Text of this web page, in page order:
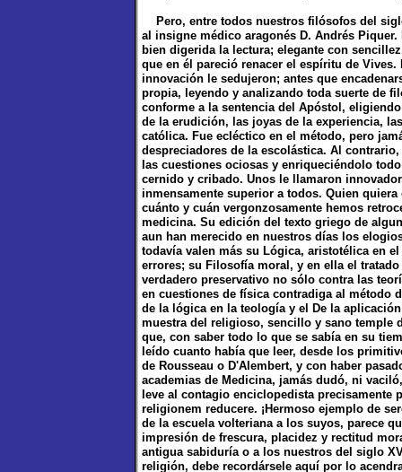
Pero, entre todos nuestros filósofos del
al insigne médico aragonés D. Andrés
bien digerida la lectura; elegante con
que en él pareció renacer el espíritu de
innovación le sedujeron; antes que
propia, leyendo y analizando toda suerte de
conforme a la sentencia del Apóstol,
de la erudición, las joyas de la experiencia,
católica. Fue ecléctico en el método, pero
despreciadores de la escolástica. Al
las cuestiones ociosas y enriqueciéndolo
cernido y cribado. Unos le llamaron
inmensamente superior a todos. Quien
cuánto y cuán vergonzosamente hemos
medicina. Su edición del texto griego de
aun han merecido en nuestros días los
todavía valen más su Lógica, aristotélica en
errores; su Filosofía moral, y en ella el
verdadero preservativo no sólo contra las
en cuestiones de física contradiga al método
de la lógica en la teología y el De la
muestra del religioso, sencillo y sano temple
que, con saber todo lo que se sabía en su
leído cuanto había que leer, desde los
de Rousseau o D'Alembert, y con haber
academias de Medicina, jamás dudó, ni
leve al contagio enciclopedista
religionem reducere. ¡Hermoso ejemplo de
de la escuela volteriana a los suyos, parece
impresión de frescura, placidez y rectitud
antigua sabiduría o a los nuestros del siglo
religión, debe recordársele aquí por lo